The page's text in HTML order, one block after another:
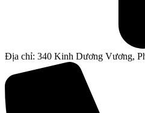
Địa chỉ: 340 Kinh Dương Vương,